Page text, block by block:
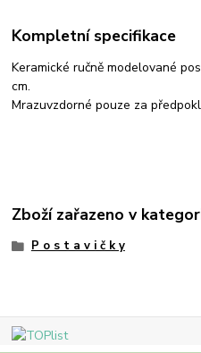
Kompletní specifikace
Keramické ručně modelované
cm.
Mrazuvzdorné pouze za
Zboží zařazeno v
P o s t a v i č k y